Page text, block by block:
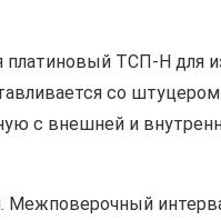
ТСП-Н для
со
с внешней и
Межповерочный